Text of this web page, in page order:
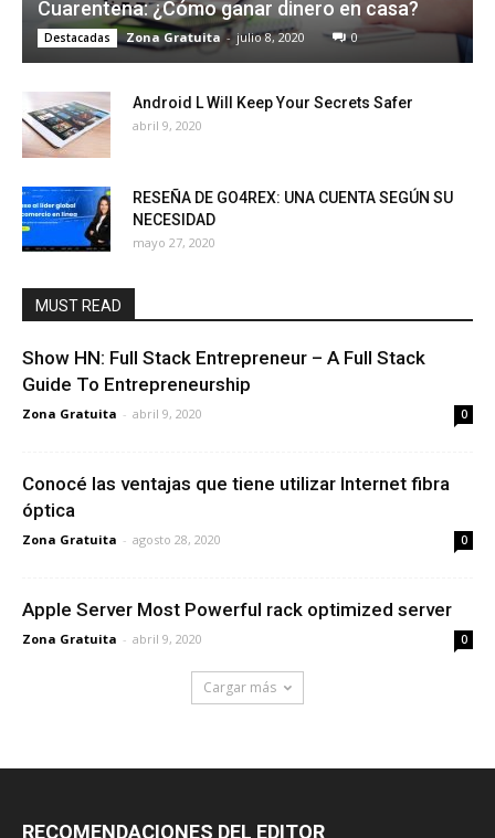
Cuarentena: ¿Cómo ganar dinero en casa?
Destacadas Zona Gratuita - julio 8, 2020 0
Android L Will Keep Your Secrets Safer
abril 9, 2020
RESEÑA DE GO4REX: UNA CUENTA SEGÚN SU
NECESIDAD
mayo 27, 2020
MUST READ
Show HN: Full Stack Entrepreneur – A Full Stack
Guide To Entrepreneurship
Zona Gratuita - abril 9, 2020 0
Conocé las ventajas que tiene utilizar Internet fibra
óptica
Zona Gratuita - agosto 28, 2020 0
Apple Server Most Powerful rack optimized server
Zona Gratuita - abril 9, 2020 0
Cargar más
RECOMENDACIONES DEL EDITOR